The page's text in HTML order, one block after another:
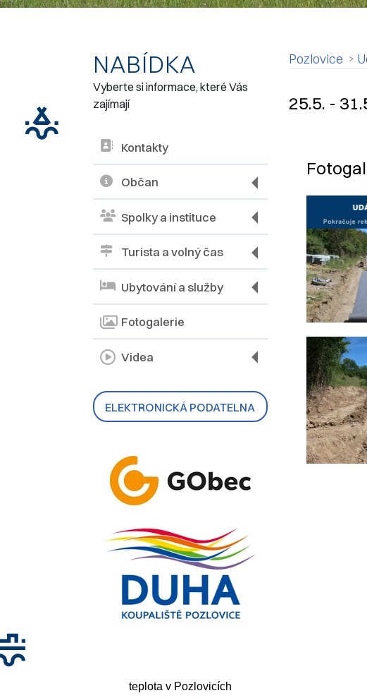
NABÍDKA
Vyberte si informace, které Vás
zajímají
Kontakty
Občan
Spolky a instituce
Turista a volný čas
Ubytování a služby
Fotogalerie
Videa
ELEKTRONICKÁ PODATELNA
Pozlovice
25.5. -